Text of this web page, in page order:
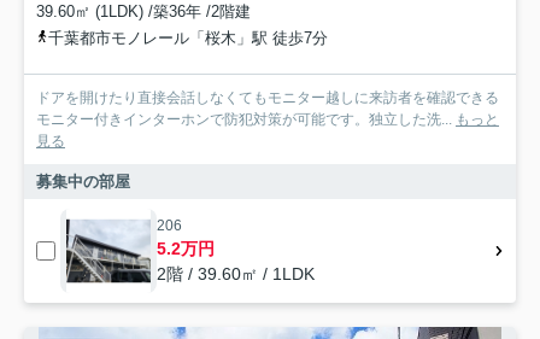
39.60㎡ (1LDK) /築36年 /2階建
千葉都市モノレール「桜木」駅 徒歩7分
ドアを開けたり直接会話しなくてもモニター越しに来訪者を確認できる
モニター付きインターホンで防犯対策が可能です。独立した洗... もっと
見る
募集中の部屋
206
5.2万円
2階 / 39.60㎡ / 1LDK